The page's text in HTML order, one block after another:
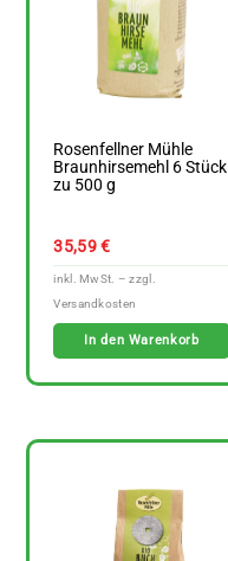
Rosenfellner Mühle
Braunhirsemehl 6 Stück
zu 500 g
35,59€
In den Warenkorb